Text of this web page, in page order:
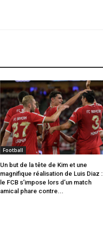
Football
Un but de la tête de Kim et une
magnifique réalisation de Luis Diaz :
le FCB s’impose lors d’un match
amical phare contre...